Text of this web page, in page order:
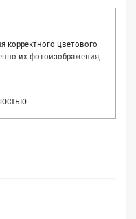
корректного цветового
их фотоизображения,
описать цвет каждой
и фотографируем
простого факта:
поэтому мы